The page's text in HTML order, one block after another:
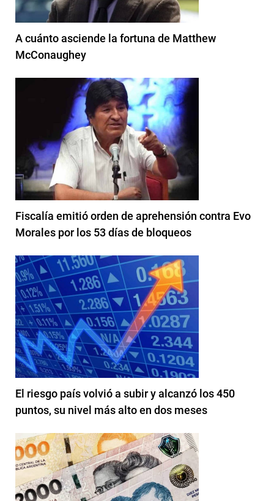
A cuánto asciende la fortuna de Matthew
McConaughey
Fiscalía emitió orden de aprehensión contra Evo
Morales por los 53 días de bloqueos
El riesgo país volvió a subir y alcanzó los 450
puntos, su nivel más alto en dos meses